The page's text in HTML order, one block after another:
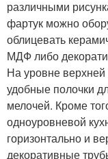
различными
фартук можно
облицевать
МДФ либо
На уровне
удобные полочки
мелочей. Кроме
одноуровневой
горизонтально и
декоративные